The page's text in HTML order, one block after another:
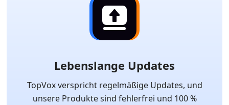
Lebenslange Updates
TopVox verspricht regelmäßige Updates, und
unsere Produkte sind fehlerfrei und 100 %